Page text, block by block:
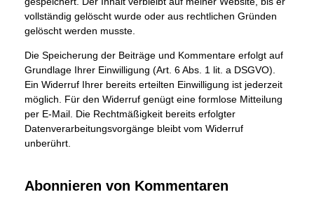
vollständig gelöscht wurde oder aus rechtlichen Gründen
gelöscht werden musste.
Die Speicherung der Beiträge und Kommentare erfolgt auf
Grundlage Ihrer Einwilligung (Art. 6 Abs. 1 lit. a DSGVO).
Ein Widerruf Ihrer bereits erteilten Einwilligung ist jederzeit
möglich. Für den Widerruf genügt eine formlose Mitteilung
per E-Mail. Die Rechtmäßigkeit bereits erfolgter
Datenverarbeitungsvorgänge bleibt vom Widerruf
unberührt.
Abonnieren von Kommentaren